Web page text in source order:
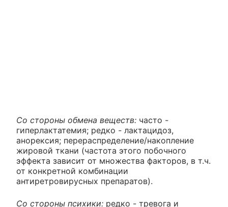
Со стороны обмена веществ: часто -
гиперлактатемия; редко - лактацидоз,
анорексия; перераспределение/накопление
жировой ткани (частота этого побочного
эффекта зависит от множества факторов, в т.ч.
от конкретной комбинации
антиретровирусных препаратов).
Со стороны психики: редко - тревога и